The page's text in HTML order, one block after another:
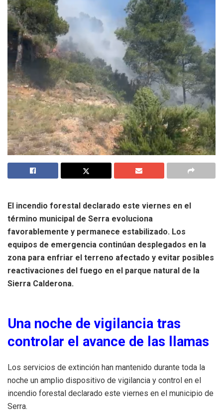
El incendio forestal declarado este viernes en el
término municipal de Serra evoluciona
favorablemente y permanece estabilizado. Los
equipos de emergencia continúan desplegados en la
zona para enfriar el terreno afectado y evitar posibles
reactivaciones del fuego en el parque natural de la
Sierra Calderona.
Una noche de vigilancia tras
controlar el avance de las llamas
Los servicios de extinción han mantenido durante toda la
noche un amplio dispositivo de vigilancia y control en el
incendio forestal declarado este viernes en el municipio de
Serra.